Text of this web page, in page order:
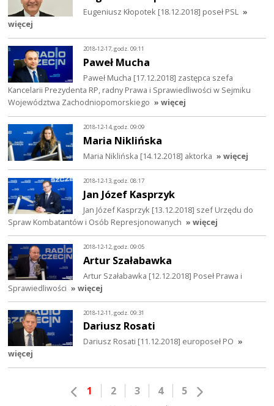
Eugeniusz Kłopotek [18.12.2018] poseł PSL »
więcej
2018-12-17, godz. 09:11
Paweł Mucha
Paweł Mucha [17.12.2018] zastępca szefa
Kancelarii Prezydenta RP, radny Prawa i Sprawiedliwości w Sejmiku
Województwa Zachodniopomorskiego » więcej
2018-12-14, godz. 09:09
Maria Niklińska
Maria Niklińska [14.12.2018] aktorka » więcej
2018-12-13, godz. 08:17
Jan Józef Kasprzyk
Jan Józef Kasprzyk [13.12.2018] szef Urzędu do
Spraw Kombatantów i Osób Represjonowanych » więcej
2018-12-12, godz. 09:05
Artur Szałabawka
Artur Szałabawka [12.12.2018] Poseł Prawa i
Sprawiedliwości » więcej
2018-12-11, godz. 09:31
Dariusz Rosati
Dariusz Rosati [11.12.2018] europoseł PO »
więcej
1 2 3 4 5